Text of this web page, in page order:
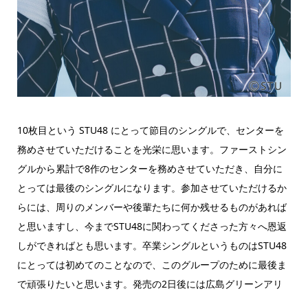
10枚目という STU48 にとって節目のシングルで、センターを
務めさせていただけることを光栄に思います。ファーストシン
グルから累計で8作のセンターを務めさせていただき、自分に
とっては最後のシングルになります。参加させていただけるか
らには、周りのメンバーや後輩たちに何か残せるものがあれば
と思いますし、今までSTU48に関わってくださった方々へ恩返
しができればとも思います。卒業シングルというものはSTU48
にとっては初めてのことなので、このグループのために最後ま
で頑張りたいと思います。発売の2日後には広島グリーンアリ